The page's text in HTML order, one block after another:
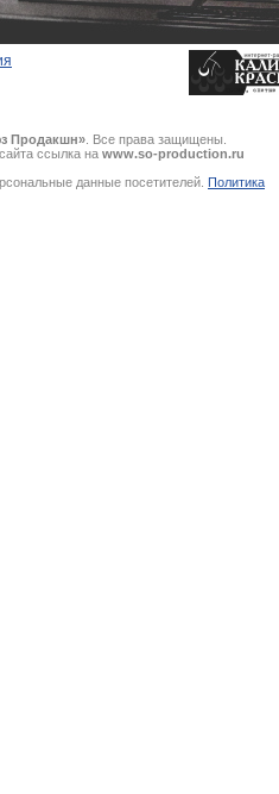
Продакшн» . Все права защищены.
ссылка на www.so-production.ru
данные посетителей. Политика